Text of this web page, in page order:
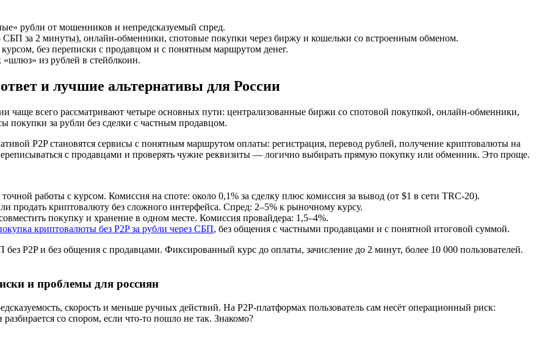
рубли от мошенников и непредсказуемый спред.
за 2 минуты), онлайн-обменники, спотовые покупки через биржу и кошельки со встроенным обменом.
без переписки с продавцом и с понятным маршрутом денег.
из рублей в стейблкоин.
и лучшие альтернативы для России
чаще всего рассматривают четыре основных пути: централизованные биржи со спотовой покупкой, онлайн-обменники,
покупки за рубли без сделки с частным продавцом.
P2P становятся сервисы с понятным маршрутом оплаты: регистрация, перевод рублей, получение криптовалюты на
с продавцами и проверять чужие реквизиты — логично выбирать прямую покупку или обменник. Это проще.
работы с курсом. Комиссия на споте: около 0,1% за сделку плюс комиссия за вывод (от $1 в сети TRC-20).
криптовалюту без сложного интерфейса. Спред: 2–5% к рыночному курсу.
покупку и хранение в одном месте. Комиссия провайдера: 1,5–4%.
криптовалюты без P2P за рубли через СБП, без общения с частными продавцами и с понятной итоговой суммой.
P2P и без общения с продавцами. Фиксированный курс до оплаты, зачисление до 2 минут, более 10 000 пользователей.
и проблемы для россиян
скорость и меньше ручных действий. На P2P-платформах пользователь сам несёт операционный риск:
со спором, если что-то пошло не так. Знакомо?